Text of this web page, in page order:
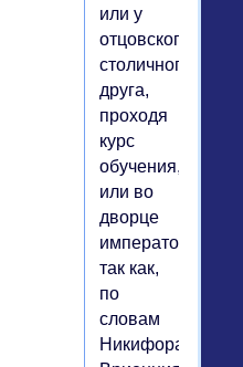
или у
отцовского
столичного
друга,
проходя
курс
обучения,
или во
дворце
императора,
так как,
по
словам
Никифора